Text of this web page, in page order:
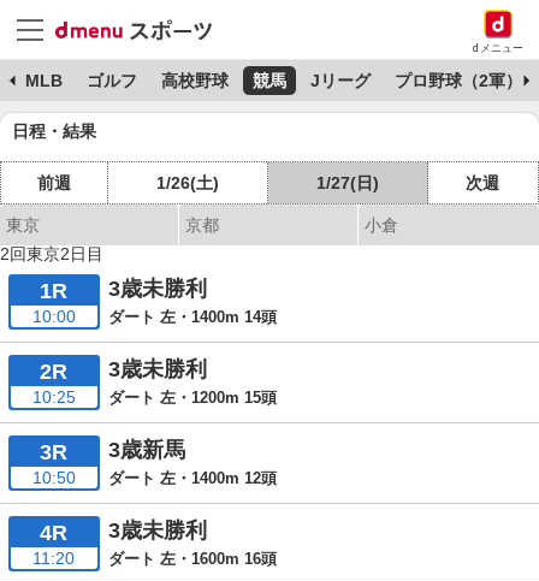
dメニュー
MLB ゴルフ 高校野球 競馬 Jリーグ プロ野球（2軍）
日程・結果
前週 1/26(土) 1/27(日) 次週
東京 京都
小倉
2回東京2日目
1R
10:00
3歳未勝利
ダート 左・1400m 14頭
2R
10:25
3歳未勝利
ダート 左・1200m 15頭
3R
10:50
3歳新馬
ダート 左・1400m 12頭
4R
11:20
3歳未勝利
ダート 左・1600m 16頭